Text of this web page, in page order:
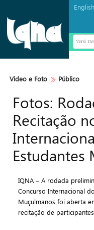
English
Versi
Vídeo e Foto Público
Fotos:
Recitação
Estudantes
IQNA – A rodada
Concurso Internacional
Muçulmanos foi aberta
recitação de